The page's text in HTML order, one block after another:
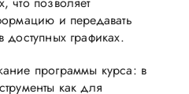
и передавать
графиках.
программы курса: в
как для